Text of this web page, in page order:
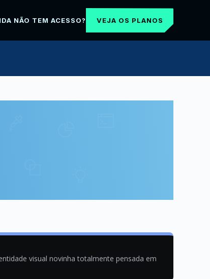
NÃO TEM ACESSO? VEJA OS PLANOS
visual novinha totalmente pensada em